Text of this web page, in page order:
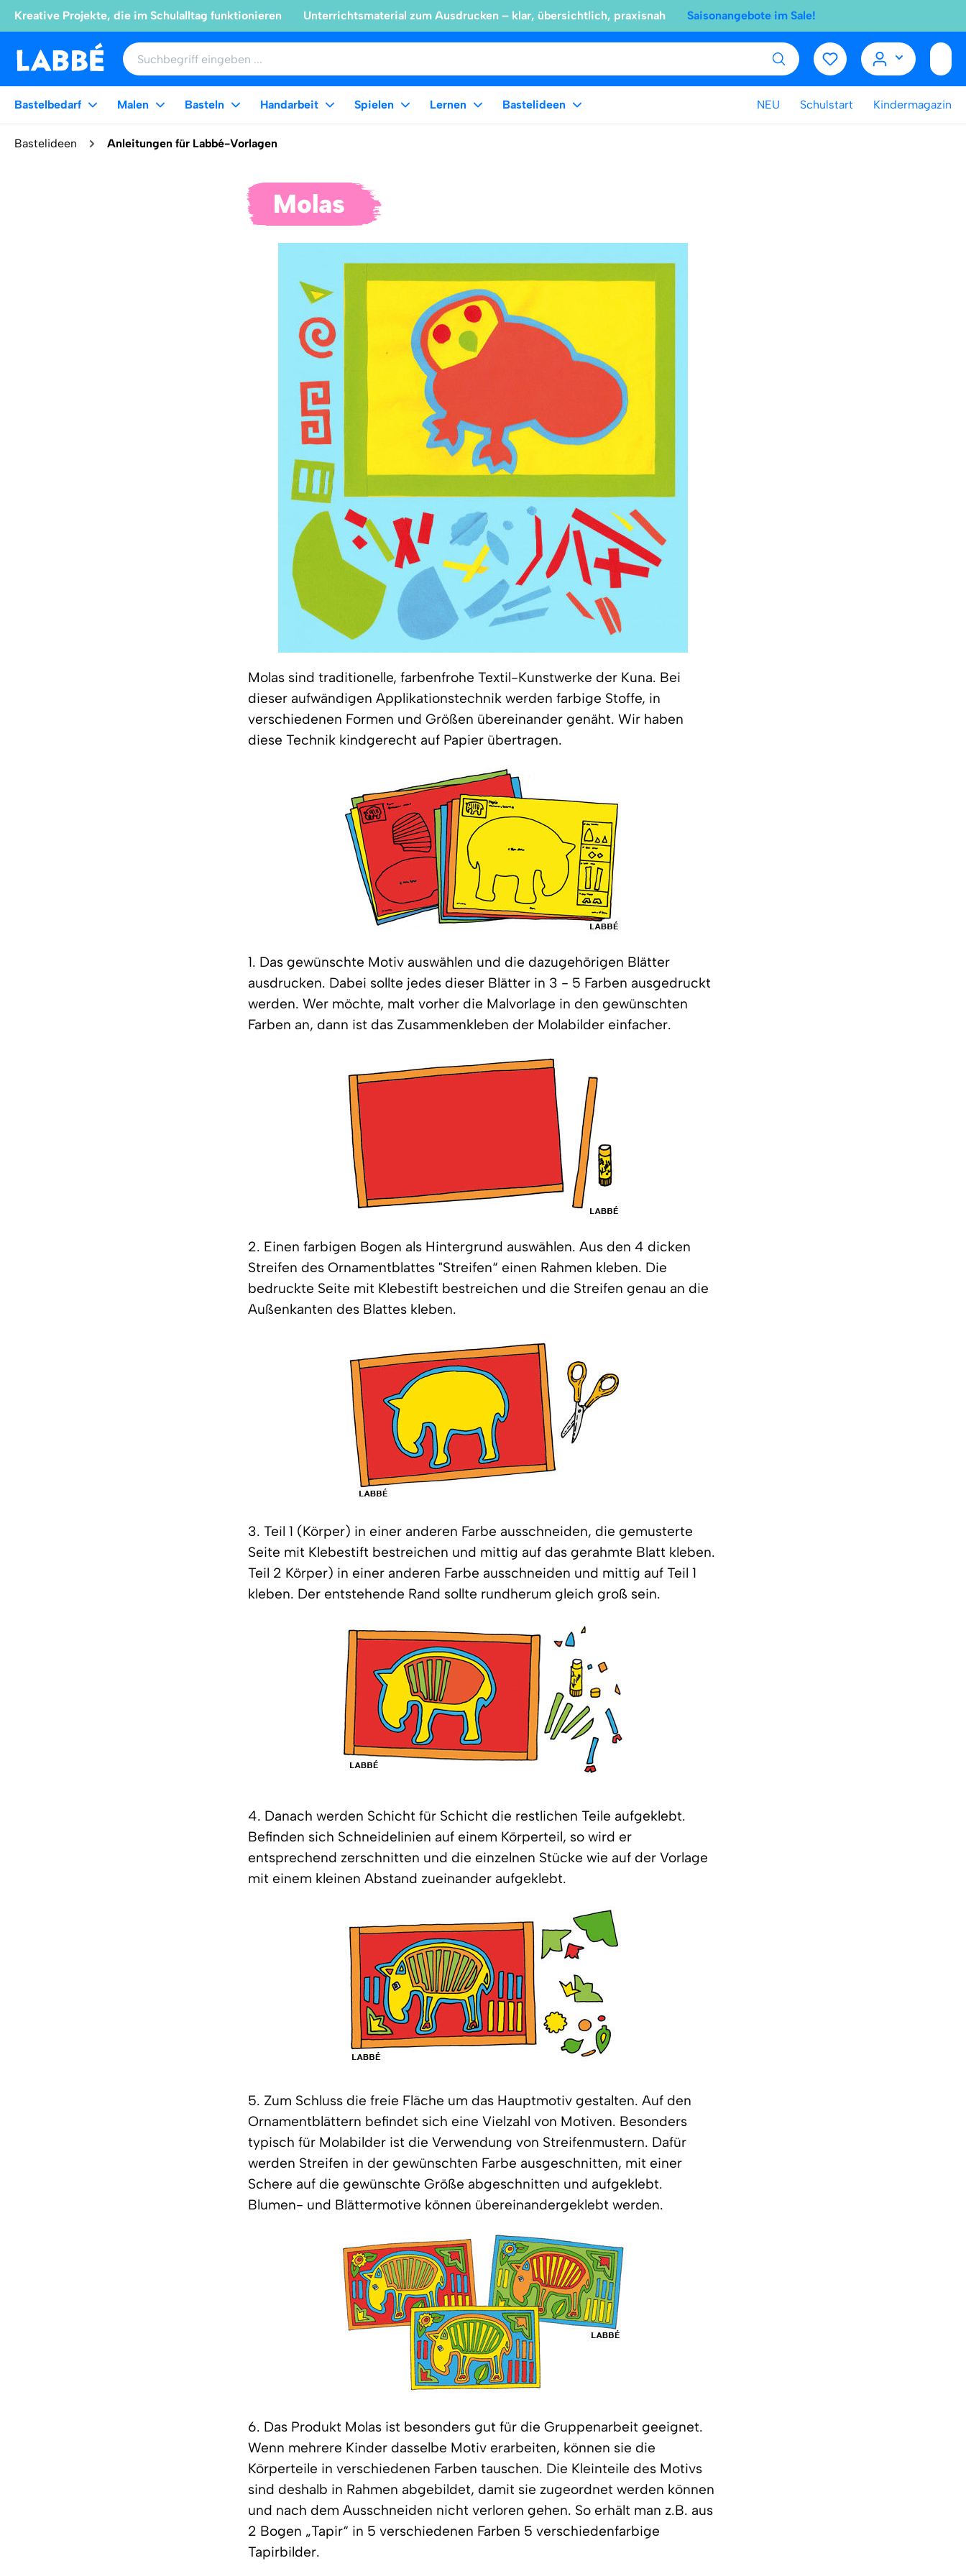
Kreative Projekte, die im Schulalltag funktionieren Unterrichtsmaterial zum Ausdrucken – klar, übersichtlich, praxisnah Saisonangebote im Sale!
Bastelbedarf Malen Basteln Handarbeit Spielen Lernen Bastelideen NEU Schulstart Kindermagazin
Bastelideen Anleitungen für Labbé-Vorlagen
Molas
Molas sind traditionelle, farbenfrohe Textil-Kunstwerke der Kuna. Bei
dieser aufwändigen Applikationstechnik werden farbige Stoffe, in
verschiedenen Formen und Größen übereinander genäht. Wir haben
diese Technik kindgerecht auf Papier übertragen.
1. Das gewünschte Motiv auswählen und die dazugehörigen Blätter
ausdrucken. Dabei sollte jedes dieser Blätter in 3 - 5 Farben ausgedruckt
werden. Wer möchte, malt vorher die Malvorlage in den gewünschten
Farben an, dann ist das Zusammenkleben der Molabilder einfacher.
2. Einen farbigen Bogen als Hintergrund auswählen. Aus den 4 dicken
Streifen des Ornamentblattes "Streifen“ einen Rahmen kleben. Die
bedruckte Seite mit Klebestift bestreichen und die Streifen genau an die
Außenkanten des Blattes kleben.
3. Teil 1 (Körper) in einer anderen Farbe ausschneiden, die gemusterte
Seite mit Klebestift bestreichen und mittig auf das gerahmte Blatt kleben.
Teil 2 Körper) in einer anderen Farbe ausschneiden und mittig auf Teil 1
kleben. Der entstehende Rand sollte rundherum gleich groß sein.
4. Danach werden Schicht für Schicht die restlichen Teile aufgeklebt.
Befinden sich Schneidelinien auf einem Körperteil, so wird er
entsprechend zerschnitten und die einzelnen Stücke wie auf der Vorlage
mit einem kleinen Abstand zueinander aufgeklebt.
5. Zum Schluss die freie Fläche um das Hauptmotiv gestalten. Auf den
Ornamentblättern befindet sich eine Vielzahl von Motiven. Besonders
typisch für Molabilder ist die Verwendung von Streifenmustern. Dafür
werden Streifen in der gewünschten Farbe ausgeschnitten, mit einer
Schere auf die gewünschte Größe abgeschnitten und aufgeklebt.
Blumen- und Blättermotive können übereinandergeklebt werden.
6. Das Produkt Molas ist besonders gut für die Gruppenarbeit geeignet.
Wenn mehrere Kinder dasselbe Motiv erarbeiten, können sie die
Körperteile in verschiedenen Farben tauschen. Die Kleinteile des Motivs
sind deshalb in Rahmen abgebildet, damit sie zugeordnet werden können
und nach dem Ausschneiden nicht verloren gehen. So erhält man z.B. aus
2 Bogen „Tapir“ in 5 verschiedenen Farben 5 verschiedenfarbige
Tapirbilder.